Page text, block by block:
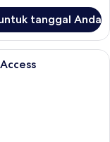
tanggal Anda
selimut bulu angsa,